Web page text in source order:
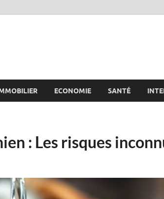
ECONOMIE SANTÉ
: Les risques